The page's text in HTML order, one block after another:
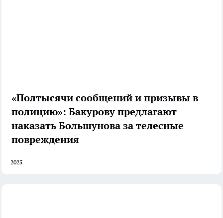
«Полтысячи сообщений и призывы в
полицию»: Бакурову предлагают
наказать Большунова за телесные
повреждения
2025